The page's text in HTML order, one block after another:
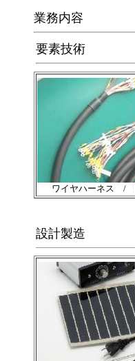
業務内容
要素技術
ワイヤハーネス /
設計製造 ※画像